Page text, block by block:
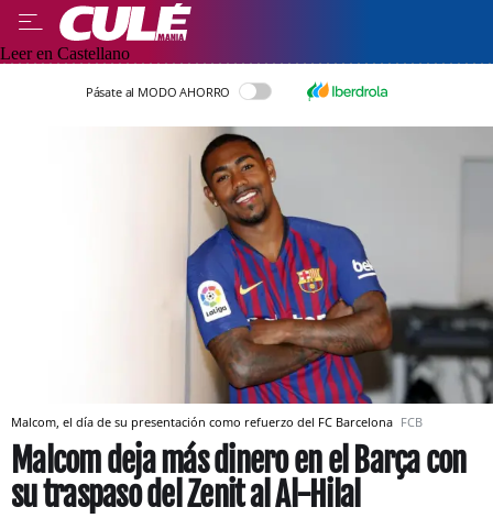
Leer en Castellano
Pásate al MODO AHORRO
Malcom, el día de su presentación como refuerzo del FC Barcelona FCB
Malcom deja más dinero en el Barça con
su traspaso del Zenit al Al-Hilal